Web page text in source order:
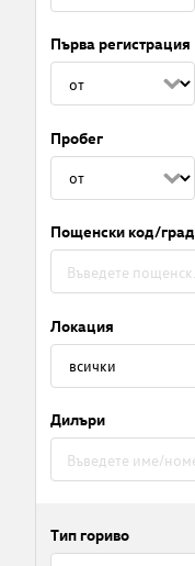
Първа регистрация
Пробег
Пощенски код/град
Локация
Дилъри
Тип гориво